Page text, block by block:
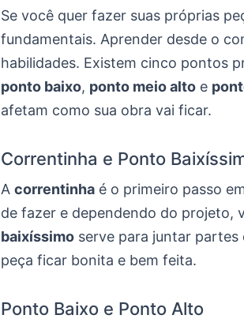
Se você quer fazer suas próprias
fundamentais. Aprender desde o
habilidades. Existem cinco pontos
ponto baixo, ponto meio alto e
afetam como sua obra vai ficar.
Correntinha e Ponto
A correntinha é o primeiro passo
de fazer e dependendo do projeto,
baixíssimo serve para juntar partes
peça ficar bonita e bem feita.
Ponto Baixo e Ponto Alto